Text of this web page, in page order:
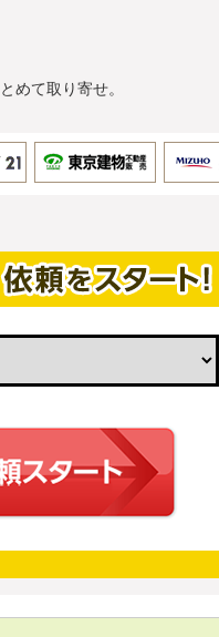
めて取り寄せ。